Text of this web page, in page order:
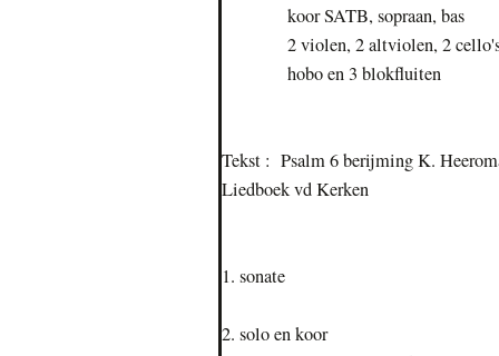
koor SATB, sopraan, bas
2 violen, 2 altviolen, 2 cello's,
hobo en 3 blokfluiten
Tekst : Psalm 6 berijming K.
Liedboek vd Kerken
1. sonate
2. solo en koor